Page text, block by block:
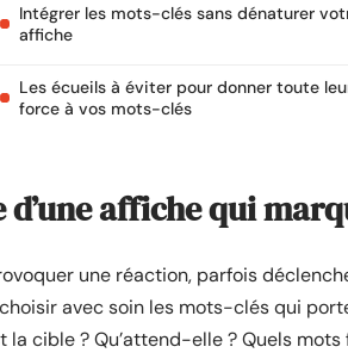
Intégrer les mots-clés sans dénaturer
affiche
Les écueils à éviter pour donner toute
force à vos mots-clés
affiche qui
une réaction, parfois
avec soin les mots-clés qui
cible ? Qu’attend-elle ? Quels